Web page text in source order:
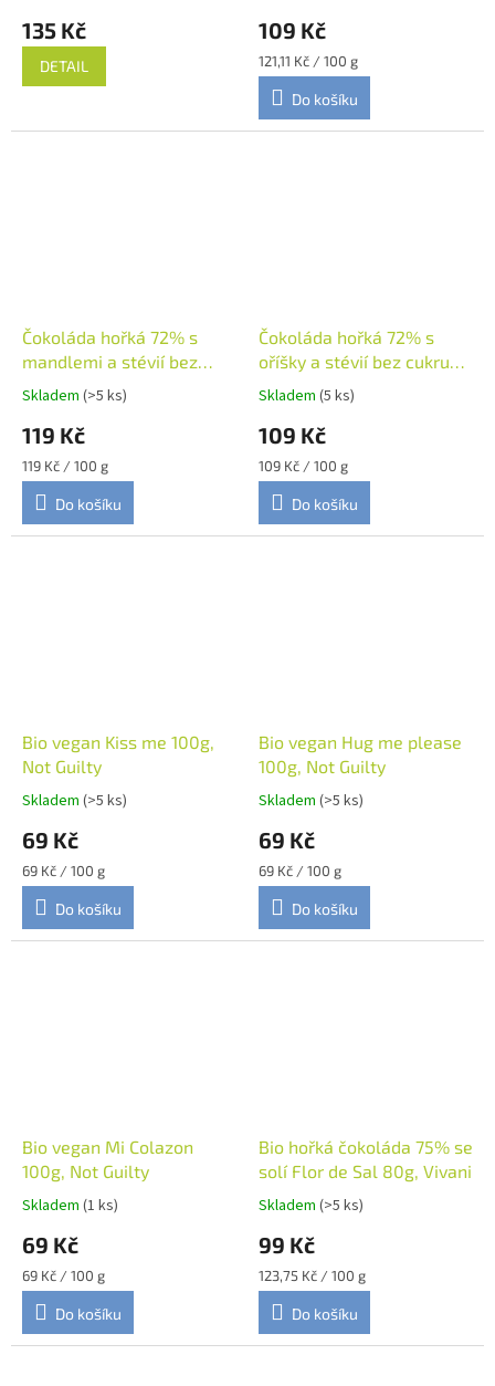
135 Kč
DETAIL
109 Kč
Měrná
cena:
121,11 Kč / 100 g
Do košíku
Čokoláda hořká 72% s
mandlemi a stévií bez
cukru 100g, Solé
Skladem (>5 ks)
119 Kč
Měrná
cena:
119 Kč / 100 g
Do košíku
Čokoláda hořká 72% s
oříšky a stévií bez cukru
100g, Solé
Skladem (5 ks)
109 Kč
Měrná
cena:
109 Kč / 100 g
Do košíku
Bio vegan Kiss me 100g,
Not Guilty
Skladem (>5 ks)
69 Kč
Měrná
cena:
69 Kč / 100 g
Do košíku
Bio vegan Hug me please
100g, Not Guilty
Skladem (>5 ks)
69 Kč
Měrná
cena:
69 Kč / 100 g
Do košíku
Bio vegan Mi Colazon
100g, Not Guilty
Skladem (1 ks)
69 Kč
Měrná
cena:
69 Kč / 100 g
Do košíku
Bio hořká čokoláda 75% se
solí Flor de Sal 80g, Vivani
Skladem (>5 ks)
99 Kč
Měrná
cena:
123,75 Kč / 100 g
Do košíku